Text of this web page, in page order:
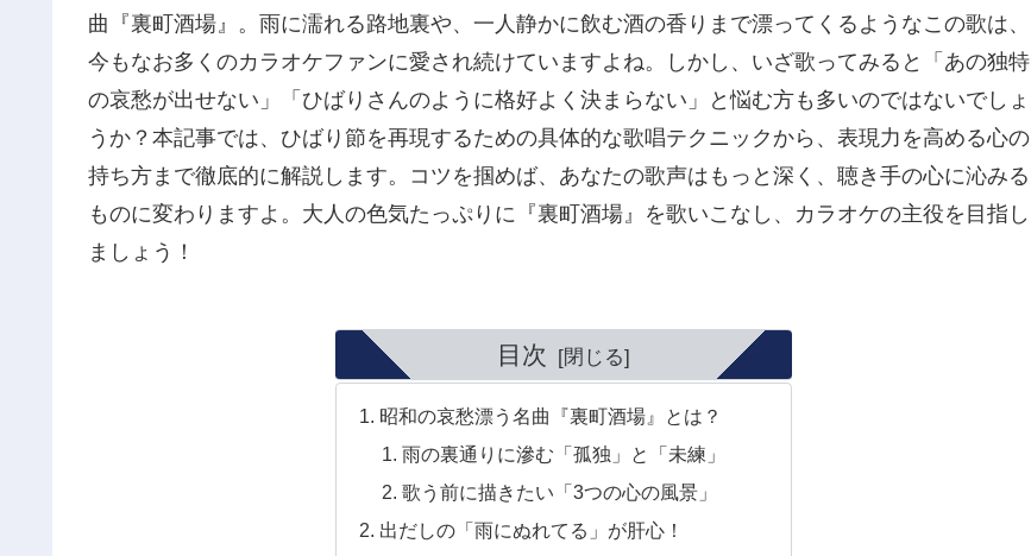
曲『裏町酒場』。雨に濡れる路地裏や、一人静かに飲む酒の香りまで漂ってくるようなこの歌は、
今もなお多くのカラオケファンに愛され続けていますよね。しかし、いざ歌ってみると「あの独特
の哀愁が出せない」「ひばりさんのように格好よく決まらない」と悩む方も多いのではないでしょ
うか？本記事では、ひばり節を再現するための具体的な歌唱テクニックから、表現力を高める心の
持ち方まで徹底的に解説します。コツを掴めば、あなたの歌声はもっと深く、聴き手の心に沁みる
ものに変わりますよ。大人の色気たっぷりに『裏町酒場』を歌いこなし、カラオケの主役を目指し
ましょう！
目次
昭和の哀愁漂う名曲『裏町酒場』とは？
雨の裏通りに滲む「孤独」と「未練」
歌う前に描きたい「3つの心の風景」
出だしの「雨にぬれてる」が肝心！